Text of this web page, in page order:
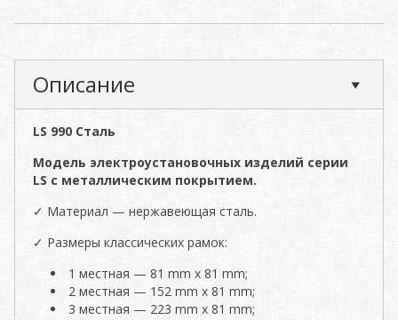
Описание
LS 990 Сталь
Модель электроустановочных изделий серии
LS с металлическим покрытием.
✓ Материал — нержавеющая сталь.
✓ Размеры классических рамок:
1 местная — 81 mm x 81 mm;
2 местная — 152 mm x 81 mm;
3 местная — 223 mm x 81 mm;